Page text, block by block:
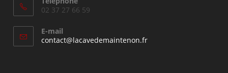
02 37 27 66 59
E-mail
contact@lacavedemaintenon.frS’ouvre